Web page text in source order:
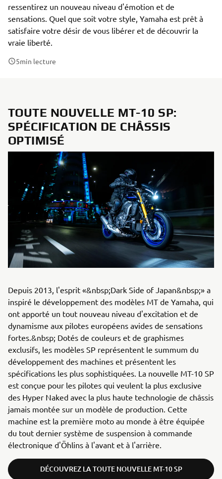
ressentirez un nouveau niveau d'émotion et de
sensations. Quel que soit votre style, Yamaha est prêt à
satisfaire votre désir de vous libérer et de découvrir la
vraie liberté.
5min lecture
TOUTE NOUVELLE MT-10 SP:
SPÉCIFICATION DE CHÂSSIS
OPTIMISÉ
Depuis 2013, l'esprit «&nbsp;Dark Side of Japan&nbsp;» a
inspiré le développement des modèles MT de Yamaha, qui
ont apporté un tout nouveau niveau d'excitation et de
dynamisme aux pilotes européens avides de sensations
fortes.&nbsp; Dotés de couleurs et de graphismes
exclusifs, les modèles SP représentent le summum du
développement des machines et présentent les
spécifications les plus sophistiquées. La nouvelle MT-10 SP
est conçue pour les pilotes qui veulent la plus exclusive
des Hyper Naked avec la plus haute technologie de châssis
jamais montée sur un modèle de production. Cette
machine est la première moto au monde à être équipée
du tout dernier système de suspension à commande
électronique d'Öhlins à l'avant et à l'arrière.
DÉCOUVREZ LA TOUTE NOUVELLE MT-10 SP